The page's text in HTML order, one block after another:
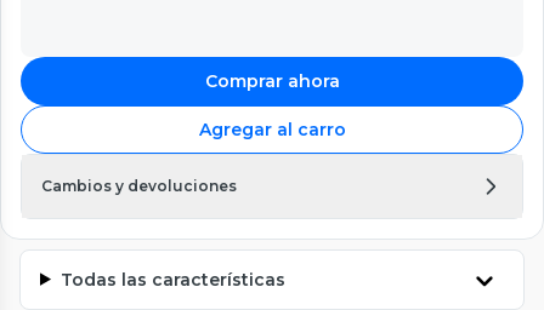
Comprar ahora
Agregar al carro
Cambios y devoluciones
Todas las características